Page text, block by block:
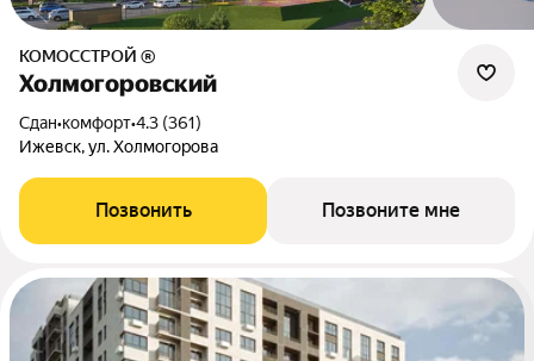
КОМОССТРОЙ ®
Холмогоровский
Сдан•комфорт•4.3 (361)
Ижевск, ул. Холмогорова
Позвонить Позвоните мне